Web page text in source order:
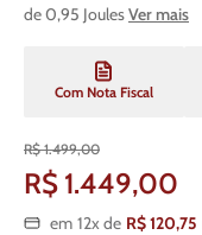
de 0,95 JoulesVer mais
Com Nota Fiscal
R$ 1.499,00
R$ 1.449,00
em 12x de R$120,75